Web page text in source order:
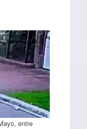
entre